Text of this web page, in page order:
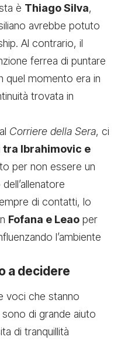
è Thiago Silva,
avrebbe potuto
Al contrario, il
ferrea di puntare
quel momento era in
trovata in
Corriere della Sera, ci
Ibrahimovic e
per non essere un
di contatti, lo
Fofana e Leao per
l’ambiente
a decidere
voci che stanno
di grande aiuto
di tranquillità